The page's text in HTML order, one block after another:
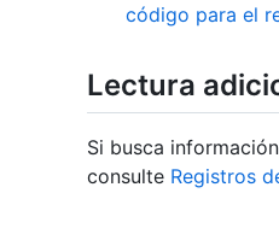
código para el
Lectura
Si busca
consulte Registros